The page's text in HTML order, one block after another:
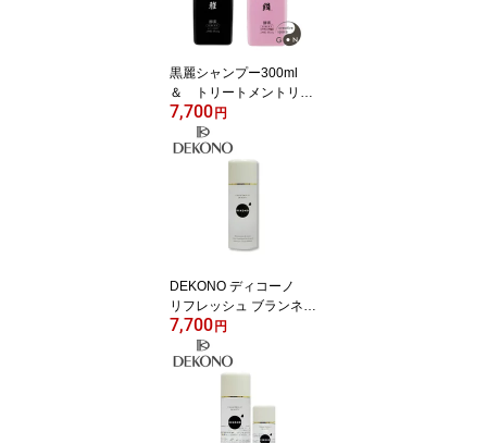
黒麗シャンプー300ml
＆ トリートメントリン
ス300ml 頭皮 頭髪
にトラブルを持つ方に
KOKUREI
7,700 円
DEKONO ディコーノ
リフレッシュ ブランネー
ジュローション 100ml
ビタミンC誘導体・プラ
センターエキス配合
7,700 円